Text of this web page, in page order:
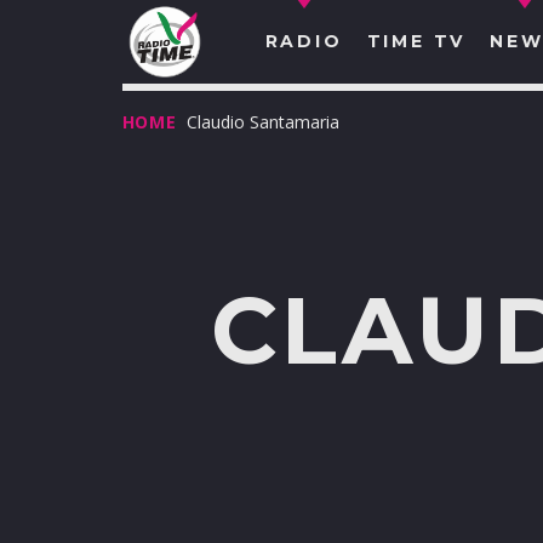
RADIO TIME TV
HOME Claudio Santamaria